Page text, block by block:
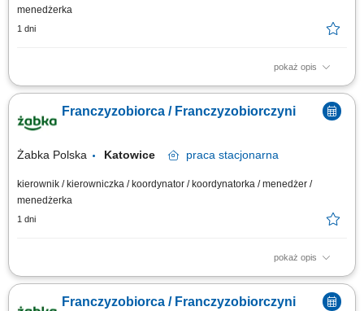
menedżerka
1 dni
pokaż opis
Główne zadania: Prowadzenie własnej działalności gospodarczej w
oparciu o sprawdzony model biznesowy. Dbanie o wysoką jakość obsługi.
Monitorowanie stanów magazynowych i zamówień. Dostosowywanie
asortymentu sklepu do potrzeb lokalnego rynku. Współpraca z centralą w
Franczyzobiorca / Franczyzobiorczyni
Żabka Polska Katowice praca stacjonarna
kierownik / kierowniczka / koordynator / koordynatorka / menedżer /
menedżerka
1 dni
pokaż opis
Główne zadania: Prowadzenie własnej działalności gospodarczej w
oparciu o sprawdzony model biznesowy. Dbanie o wysoką jakość obsługi.
Monitorowanie stanów magazynowych i zamówień. Dostosowywanie
Franczyzobiorca / Franczyzobiorczyni